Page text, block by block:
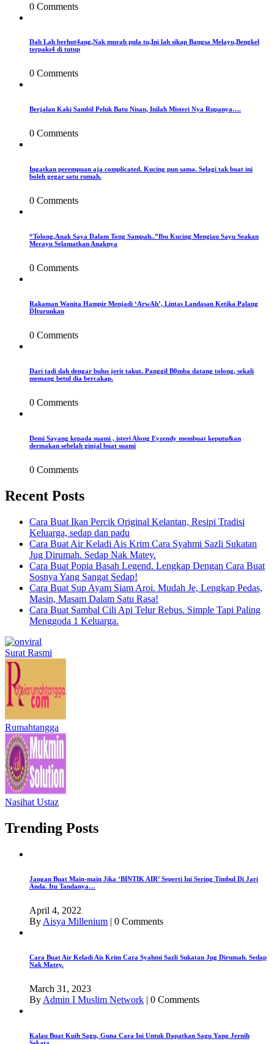
0 Comments
Dah Lah berhut4ang,Nak murah pula tu,Ini lah sikap Bangsa Melayu,Bengkel
terpaks4 di tutup
0 Comments
Berjalan Kaki Sambil Peluk Batu Nisan, Inilah Misteri Nya Rupanya….
0 Comments
Ingatkan perempuan aja complicated. Kucing pun sama. Selagi tak buat ini
boleh gegar satu rumah.
0 Comments
“Tolong,Anak Saya Dalam Tong Sampah..”Ibu Kucing Mengiau Sayu Seakan
Merayu Selamatkan Anaknya
0 Comments
Rakaman Wanita Hampir Menjadi ‘ArwAh’, Lintas Landasan Ketika Palang
DIturunkan
0 Comments
Dari tadi dah dengar bulus jerit takut. Panggil B0mba datang tolong, sekali
memang betul dia bercakap.
0 Comments
Demi Sayang kepada suami , isteri Along Eyzendy membuat keputu&an
dermakan sebelah ginjal buat suami
0 Comments
Recent Posts
Cara Buat Ikan Percik Original Kelantan, Resipi Tradisi
Keluarga, sedap dan padu
Cara Buat Air Keladi Ais Krim Cara Syahmi Sazli Sukatan
Jug Dirumah. Sedap Nak Matey.
Cara Buat Popia Basah Legend. Lengkap Dengan Cara Buat
Sosnya Yang Sangat Sedap!
Cara Buat Sup Ayam Siam Aroi. Mudah Je, Lengkap Pedas,
Masin, Masam Dalam Satu Rasa!
Cara Buat Sambal Cili Api Telur Rebus. Simple Tapi Paling
Menggoda 1 Keluarga.
Surat Rasmi
Rumahtangga
Nasihat Ustaz
Trending Posts
Jangan Buat Main-main Jika ‘BINTIK AIR’ Seperti Ini Sering Timbul Di Jari
Anda. Itu Tandanya…
April 4, 2022
By Aisya Millenium | 0 Comments
Cara Buat Air Keladi Ais Krim Cara Syahmi Sazli Sukatan Jug Dirumah. Sedap
Nak Matey.
March 31, 2023
By Admin I Muslim Network | 0 Comments
Kalau Buat Kuih Sagu, Guna Cara Ini Untuk Dapatkan Sagu Yang Jernih
Sekata.